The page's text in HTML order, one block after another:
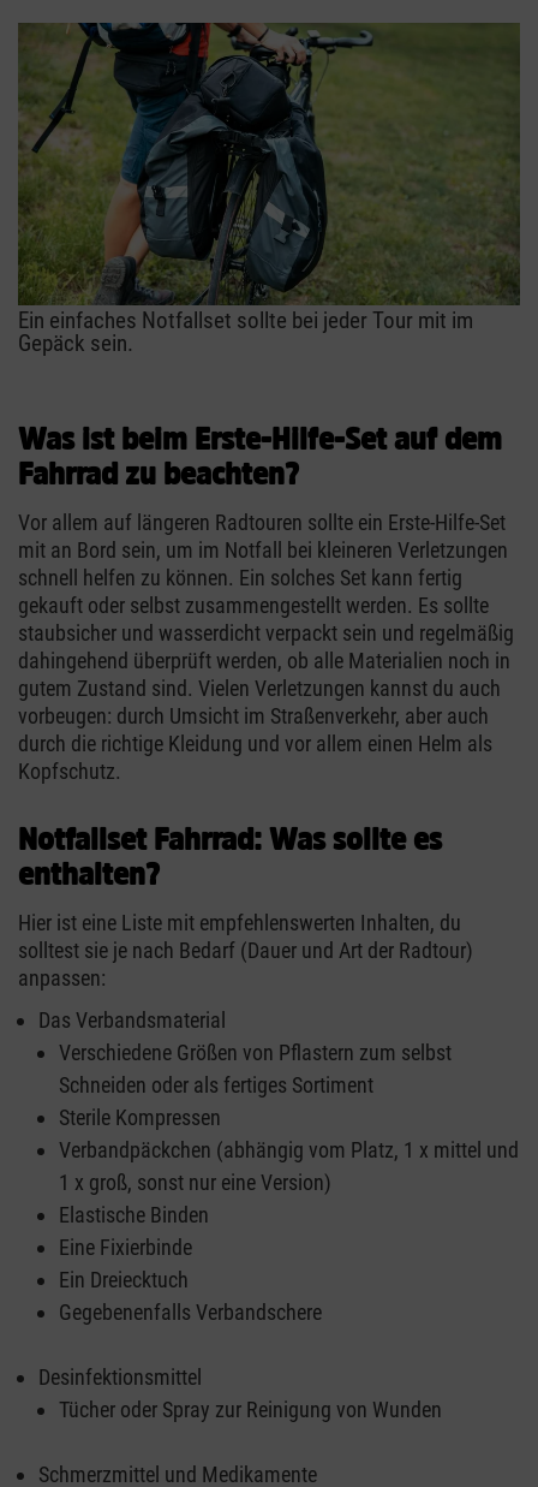
Ein einfaches Notfallset sollte bei jeder Tour mit im
Gepäck sein.
Was ist beim Erste-Hilfe-Set auf dem
Fahrrad zu beachten?
Vor allem auf längeren Radtouren sollte ein Erste-Hilfe-Set
mit an Bord sein, um im Notfall bei kleineren Verletzungen
schnell helfen zu können. Ein solches Set kann fertig
gekauft oder selbst zusammengestellt werden. Es sollte
staubsicher und wasserdicht verpackt sein und regelmäßig
dahingehend überprüft werden, ob alle Materialien noch in
gutem Zustand sind. Vielen Verletzungen kannst du auch
vorbeugen: durch Umsicht im Straßenverkehr, aber auch
durch die richtige Kleidung und vor allem einen Helm als
Kopfschutz.
Notfallset Fahrrad: Was sollte es
enthalten?
Hier ist eine Liste mit empfehlenswerten Inhalten, du
solltest sie je nach Bedarf (Dauer und Art der Radtour)
anpassen:
Das Verbandsmaterial
Verschiedene Größen von Pflastern zum selbst
Schneiden oder als fertiges Sortiment
Sterile Kompressen
Verbandpäckchen (abhängig vom Platz, 1 x mittel und
1 x groß, sonst nur eine Version)
Elastische Binden
Eine Fixierbinde
Ein Dreiecktuch
Gegebenenfalls Verbandschere
Desinfektionsmittel
Tücher oder Spray zur Reinigung von Wunden
Schmerzmittel und Medikamente